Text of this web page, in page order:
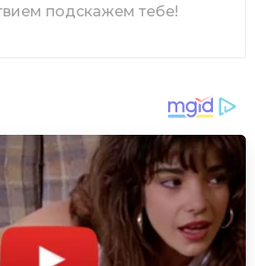
подскажем тебе!